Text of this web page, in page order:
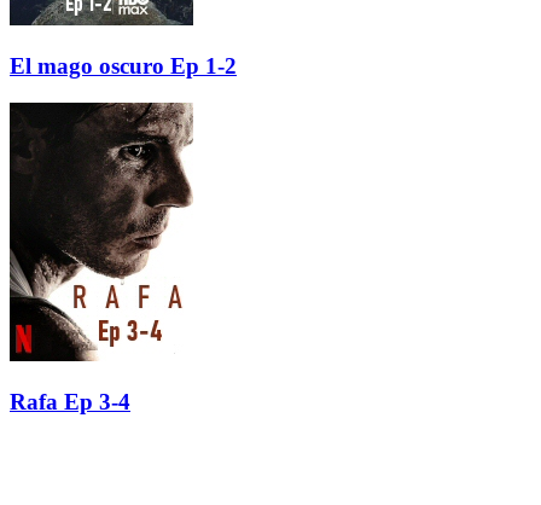
El mago oscuro Ep 1-2
Rafa Ep 3-4